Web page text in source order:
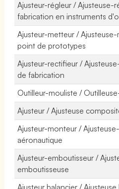
Ajusteur-régleur / Ajusteuse-
fabrication en instruments
Ajusteur-metteur /
point de prototypes
Ajusteur-rectifieur /
de fabrication
Outilleur-mouliste /
Ajusteur / Ajusteuse
Ajusteur-monteur /
aéronautique
Ajusteur-emboutisseur /
emboutisseuse
Ajusteur balancier /